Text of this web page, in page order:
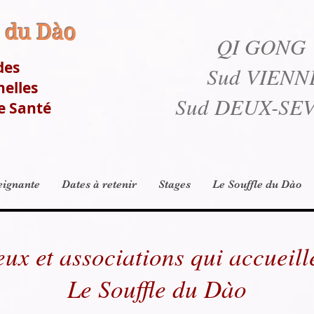
Dào
Santé
QI GONG
Sud
Sud DEUX-
Dates à retenir Stages Le Souffle du Dào
et associations qui
Le Souffle du Dào